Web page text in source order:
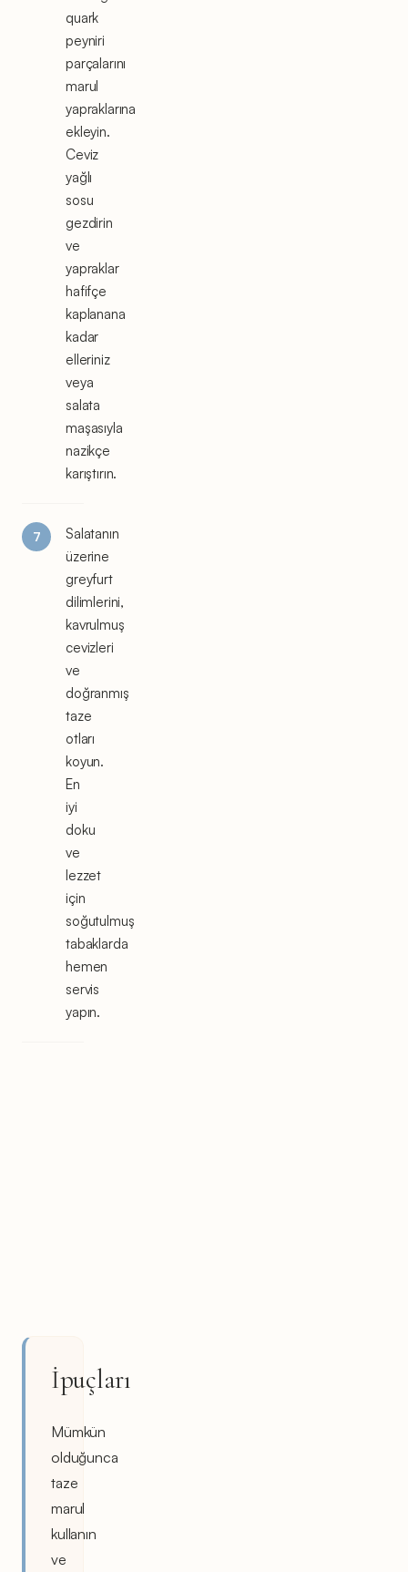
quark
peyniri
parçalarını
marul
yapraklarına
ekleyin.
Ceviz
yağlı
sosu
gezdirin
ve
yapraklar
hafifçe
kaplanana
kadar
elleriniz
veya
salata
maşasıyla
nazikçe
karıştırın.
Salatanın
üzerine
greyfurt
dilimlerini,
kavrulmuş
cevizleri
ve
doğranmış
taze
otları
koyun.
En
iyi
doku
ve
lezzet
için
soğutulmuş
tabaklarda
hemen
servis
yapın.
İpuçları
Mümkün
olduğunca
taze
marul
kullanın
ve